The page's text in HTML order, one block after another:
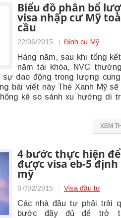
Biểu đồ phân bổ
visa nhập cư Mỹ
cầu
22/06/2015 Định cư Mỹ
Hàng năm, sau khi tổng
năm tài khóa, NVC
sự dao động trong lượng
bài viết này Thẻ Xanh Mỹ
kê so sánh xu hướng di
XEM
4 bước thực hiện
được visa eb-5
mỹ
07/02/2015 Visa đầu tư
Các nhà đầu tư phải trải
bước đầy đủ để trở